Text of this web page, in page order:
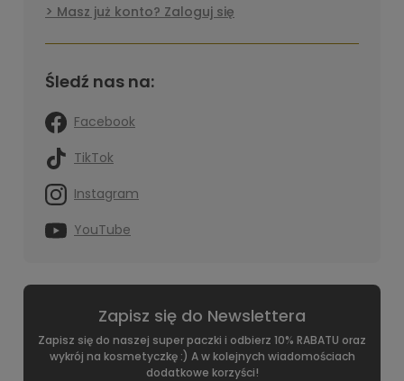
Masz już konto? Zaloguj się
Śledź nas na:
Facebook
TikTok
Instagram
YouTube
Zapisz się do Newslettera
Zapisz się do naszej super paczki i odbierz 10% RABATU oraz
wykrój na kosmetyczkę :) A w kolejnych wiadomościach
dodatkowe korzyści!